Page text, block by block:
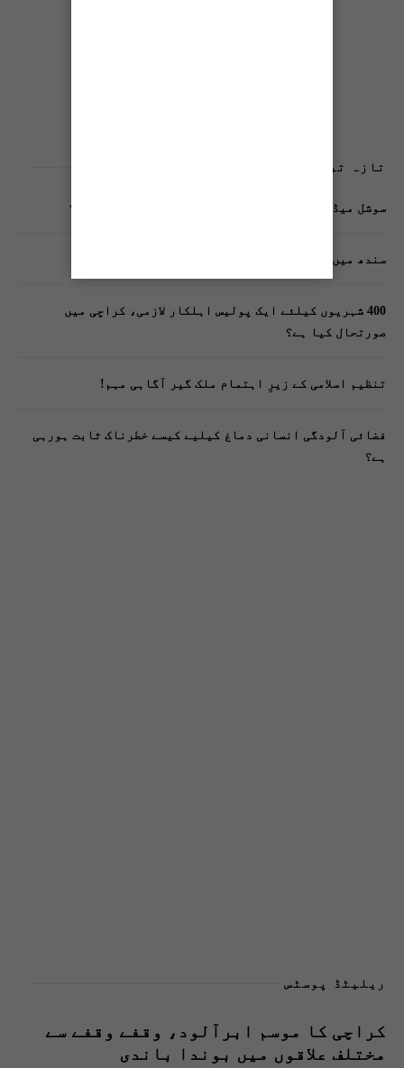
تازہ ترین پوسٹس
سوشل میڈیا پر وکڑی پوسٹ ڈیجیٹل شناخت کیلیے خطرہ؟
سندھ میں گاڑیوں کی انشورنس لازمی قرار
400 شہریوں کیلئے ایک پولیس اہلکار لازمی، کراچی میں
صورتحال کیا ہے؟
تنظیم اسلامی کے زیرِ اہتمام ملک گیر آگاہی مہم!
فضائی آلودگی انسانی دماغ کیلیے کیسے خطرناک ثابت ہورہی
ہے؟
ریلیٹڈ پوسٹس
کراچی کا موسم ابرآلود، وقفے وقفے سے
مختلف علاقوں میں بوندا باندی